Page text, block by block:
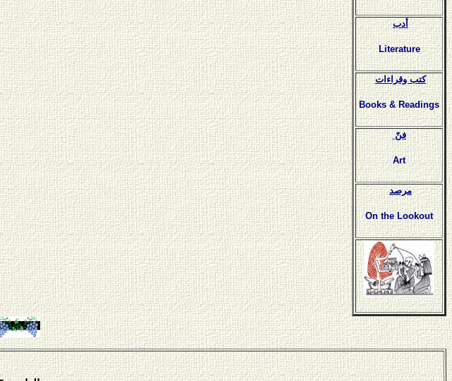
أدب
Literature
كتب وقراءات
Books & Readings
فنّ
Art
مرصد
On the Lookout
للاتصال بنا